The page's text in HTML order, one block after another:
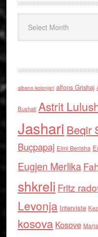
albano kolonjari alfons Grishaj
Bushati Astrit
Jashari Beqir
Buçpapaj Elmi Berisha
Eugjen Merlika
shkreli Fritz
Levonja Interviste
kosova Kosove